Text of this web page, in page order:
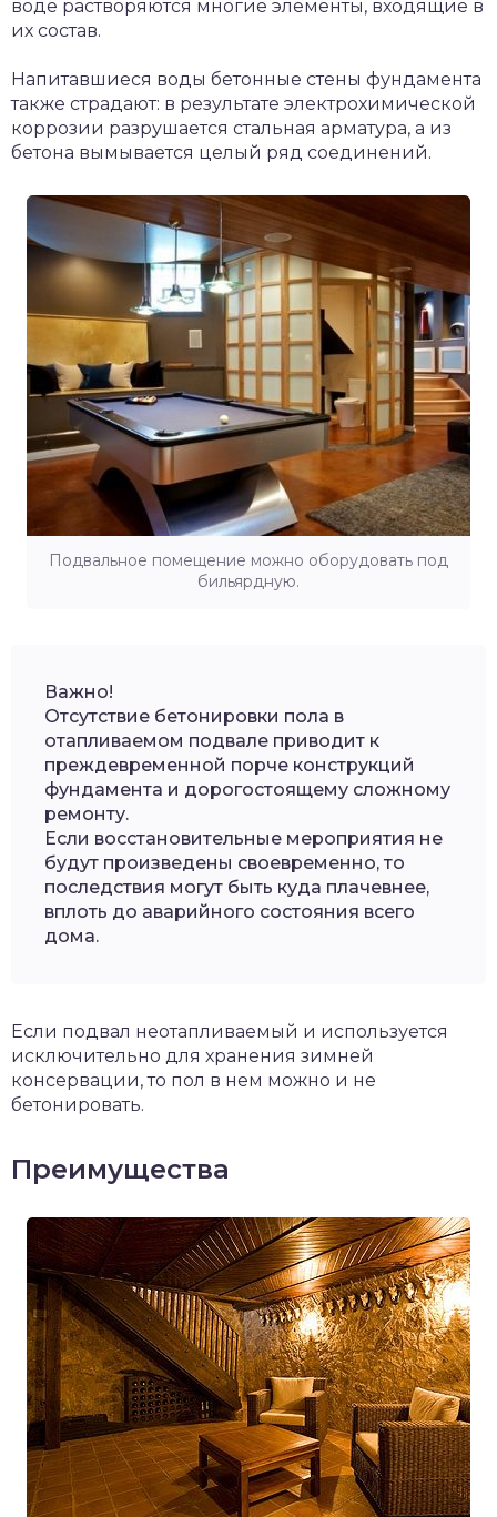
воде растворяются многие элементы, входящие в
их состав.
Напитавшиеся воды бетонные стены фундамента
также страдают: в результате электрохимической
коррозии разрушается стальная арматура, а из
бетона вымывается целый ряд соединений.
Подвальное помещение можно оборудовать под
бильярдную.
Важно!
Отсутствие бетонировки пола в
отапливаемом подвале приводит к
преждевременной порче конструкций
фундамента и дорогостоящему сложному
ремонту.
Если восстановительные мероприятия не
будут произведены своевременно, то
последствия могут быть куда плачевнее,
вплоть до аварийного состояния всего
дома.
Если подвал неотапливаемый и используется
исключительно для хранения зимней
консервации, то пол в нем можно и не
бетонировать.
Преимущества